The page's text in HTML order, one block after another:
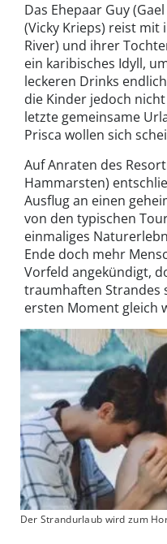
Das Ehepaar Guy
(Vicky Krieps) reist mit
River) und ihrer
ein karibisches Idyll,
leckeren Drinks
die Kinder jedoch
letzte gemeinsame
Prisca wollen sich
Auf Anraten des
Hammarsten)
Ausflug an einen
von den typischen
einmaliges
Ende doch mehr
Vorfeld angekündigt,
traumhaften Strandes
ersten Moment gleich
Der Strandurlaub wird zum